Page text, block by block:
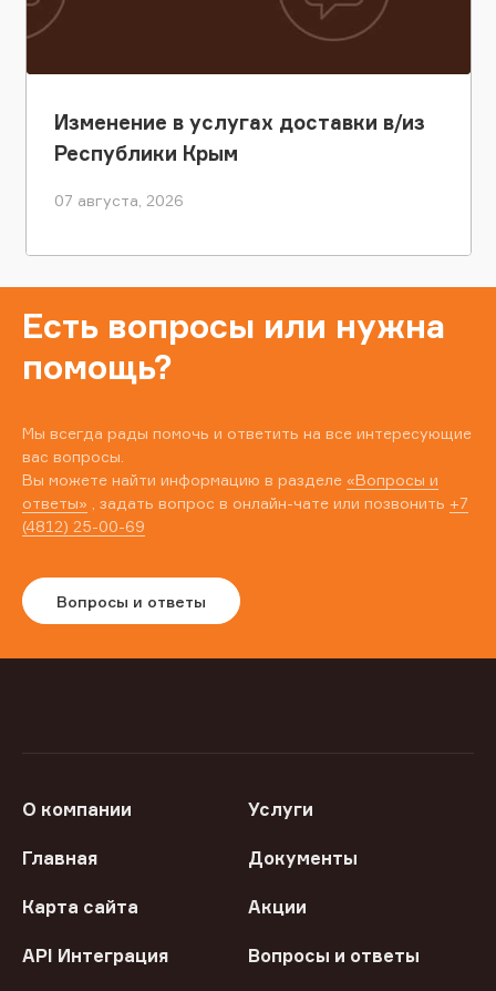
Изменение в услугах доставки в/из
Республики Крым
07 августа, 2026
Есть вопросы или нужна
помощь?
Мы всегда рады помочь и ответить на все интересующие
вас вопросы.
Вы можете найти информацию в разделе «Вопросы и
ответы» , задать вопрос в онлайн-чате или позвонить +7
(4812) 25-00-69
Вопросы и ответы
О компании Услуги
Главная Документы
Карта сайта Акции
API Интеграция Вопросы и ответы